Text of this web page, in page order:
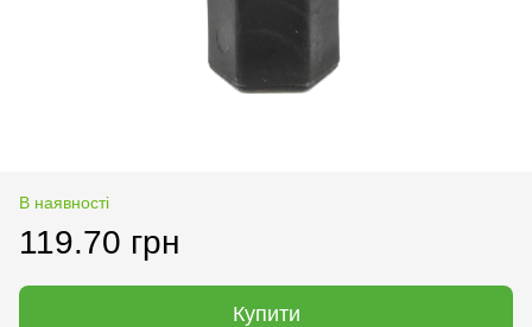
В наявності
119.70 грн
Купити